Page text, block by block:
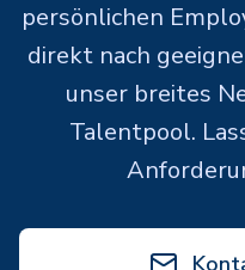
persönlichen
direkt nach
unser breites
Talentpool.